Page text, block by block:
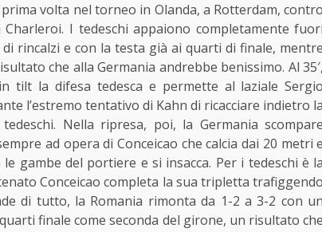
volta nel torneo in Olanda, a Rotterdam, contro
I tedeschi appaiono completamente fuori
rincalzi e con la testa già ai quarti di finale, mentre
che alla Germania andrebbe benissimo. Al 35′,
tilt la difesa tedesca e permette al laziale Sergio
l’estremo tentativo di Kahn di ricacciare indietro la
Nella ripresa, poi, la Germania scompare
ad opera di Conceicao che calcia dai 20 metri e
gambe del portiere e si insacca. Per i tedeschi è la
Conceicao completa la sua tripletta trafiggendo
di tutto, la Romania rimonta da 1-2 a 3-2 con un
finale come seconda del girone, un risultato che